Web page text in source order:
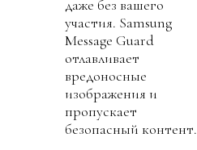
даже без вашего
участия. Samsung
Message Guard
отлавливает
вредоносные
изображения и
пропускает
безопасный контент.